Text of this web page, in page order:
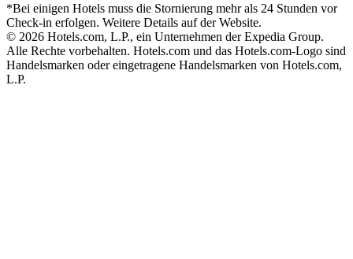
*Bei einigen Hotels muss die Stornierung mehr als 24 Stunden vor
Check-in erfolgen. Weitere Details auf der Website.
© 2026 Hotels.com, L.P., ein Unternehmen der Expedia Group.
Alle Rechte vorbehalten. Hotels.com und das Hotels.com-Logo sind
Handelsmarken oder eingetragene Handelsmarken von Hotels.com,
L.P.